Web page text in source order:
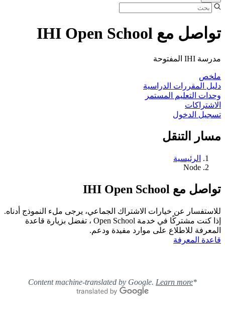
تواصل مع IHI Open School
مدرسة IHI المفتوحة
ملخص
دليل المقررات الدراسية
وحدات التعليم المستمر
الاشتراكات
تسجيل الدخول
مسار التنقل
الرئيسية
Node
تواصل مع IHI Open School
للاستفسار عن خيارات الاشتراك الجماعي، يرجى ملء النموذج أدناه.
إذا كنت مشتركًا في خدمة Open School ، تفضل بزيارة قاعدة
المعرفة للاطلاع على موارد مفيدة ودعم.
قاعدة المعرفة
*Content machine-translated by Google.
Learn more